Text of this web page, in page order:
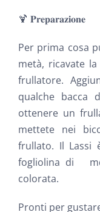
🍹 𝐏𝐫𝐞𝐩𝐚𝐫𝐚𝐳𝐢𝐨𝐧𝐞
Per prima cosa
metà, ricavate
frullatore.
qualche bacca
ottenere un
mettete nei
frullato. Il Lassi
fogliolina di
colorata.
Pronti per